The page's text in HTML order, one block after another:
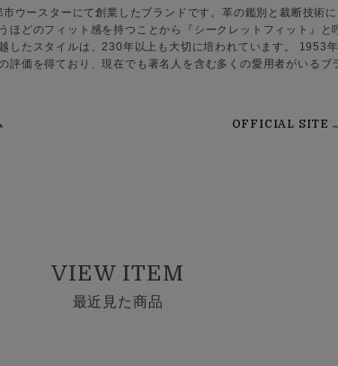
ウースターにて創業したブランドです。革の鑑別と裁断技術
ほどのフィット感を持つことから『シークレットフィット』と
したスタイルは、230年以上も大切に培われています。 1953
価を得ており、現在でも著名人を含む多くの愛用者がいるブ
OFFICIAL SITE
VIEW ITEM
最近見た商品